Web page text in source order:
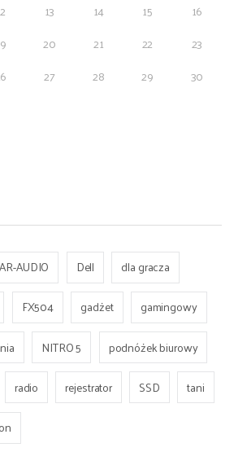
13 14 15
16
20 21 22
23
27 28 29
30
AUDIO Dell
dla gracza
FX504 gadżet
gamingowy
NITRO 5
podnóżek biurowy
radio rejestrator SSD
tani